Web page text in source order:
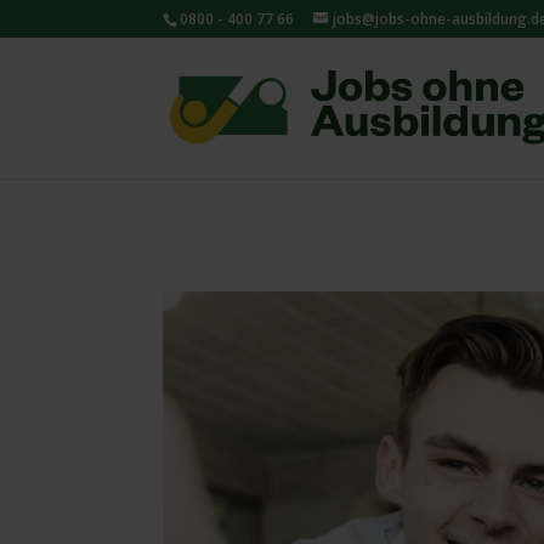
0800 - 400 77 66 jobs@jobs-ohne-